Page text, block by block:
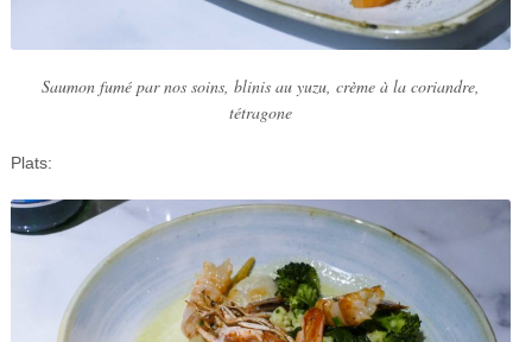
Saumon fumé par nos soins, blinis au yuzu, crème à la coriandre,
tétragone
Plats: